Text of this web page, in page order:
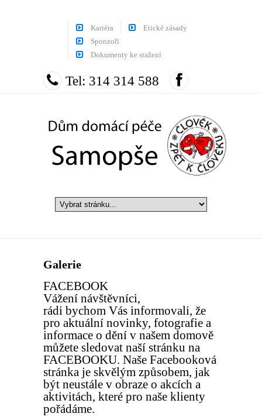
Kariéra
Etické zásady
Sponzoři
Dokumenty ke stažení
Tel: 314 314 588
Galerie
FACEBOOK
Vážení návštěvníci,
rádi bychom Vás informovali, že
pro aktuální novinky, fotografie a
informace o dění v našem domově
můžete sledovat naší stránku na
FACEBOOKU. Naše Facebooková
stránka je skvělým způsobem, jak
být neustále v obraze o akcích a
aktivitách, které pro naše klienty
pořádáme.